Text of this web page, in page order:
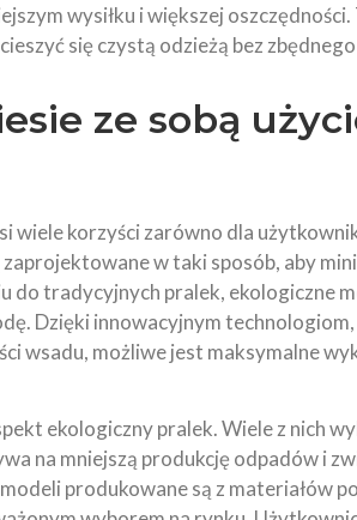
wysiłku i większej
się czystą odzieżą bez zbędnego
ze sobą
wiele korzyści zarówno dla
w taki sposób, aby
do tradycyjnych pralek, ekologiczne
Dzięki innowacyjnym
wsadu, możliwe jest maksymalne
ekologiczny pralek. Wiele z nich
na mniejszą produkcję odpadów i
produkowane są z materiałów